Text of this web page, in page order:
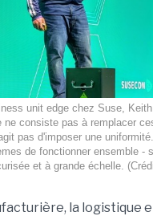
unit edge chez Suse,
ne consiste pas à remplacer
pas d'imposer une
de fonctionner ensemble -
et à grande échelle.
la logistique